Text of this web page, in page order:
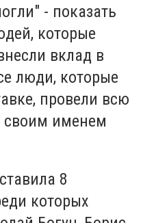
- показать
которые
вклад в
люди, которые
провели всю
своим именем
8
которых